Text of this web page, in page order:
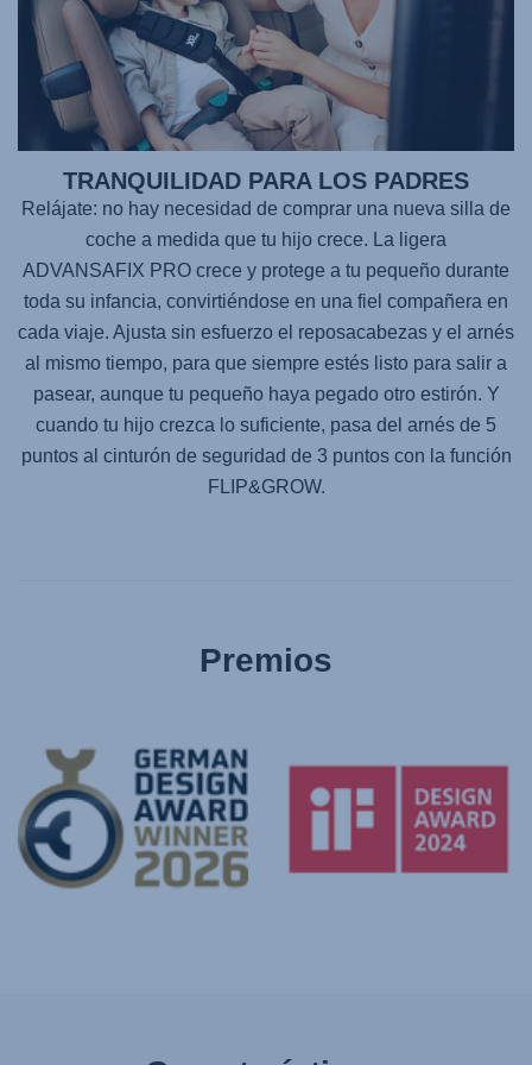
TRANQUILIDAD PARA LOS PADRES
Relájate: no hay necesidad de comprar una nueva silla de
coche a medida que tu hijo crece. La ligera
ADVANSAFIX PRO crece y protege a tu pequeño durante
toda su infancia, convirtiéndose en una fiel compañera en
cada viaje. Ajusta sin esfuerzo el reposacabezas y el arnés
al mismo tiempo, para que siempre estés listo para salir a
pasear, aunque tu pequeño haya pegado otro estirón. Y
cuando tu hijo crezca lo suficiente, pasa del arnés de 5
puntos al cinturón de seguridad de 3 puntos con la función
FLIP&GROW.
Premios